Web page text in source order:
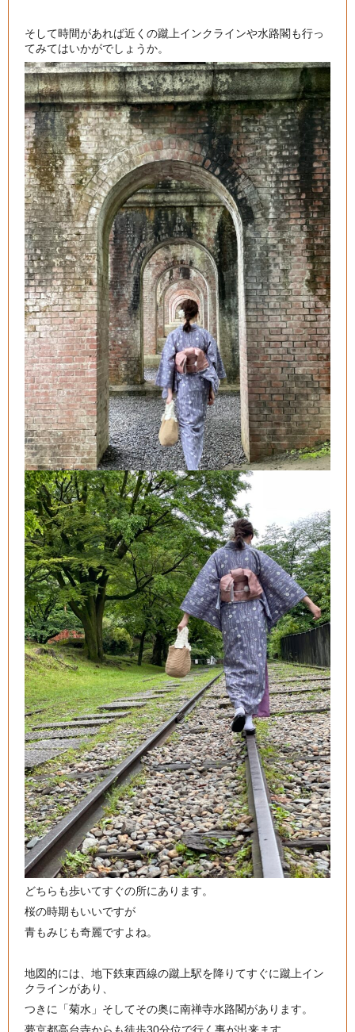
そして時間があれば近くの蹴上インクラインや水路閣も行っ
てみてはいかがでしょうか。
どちらも歩いてすぐの所にあります。
桜の時期もいいですが
青もみじも奇麗ですよね。
地図的には、地下鉄東西線の蹴上駅を降りてすぐに蹴上イン
クラインがあり、
つきに「菊水」そしてその奥に南禅寺水路閣があります。